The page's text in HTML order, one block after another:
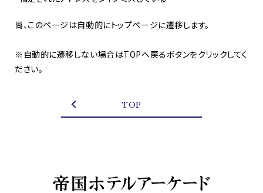
尚、このページは自動的にトップページに遷移します。
※自動的に遷移しない場合はTOPへ戻るボタンをクリックしてく
ださい。
TOP